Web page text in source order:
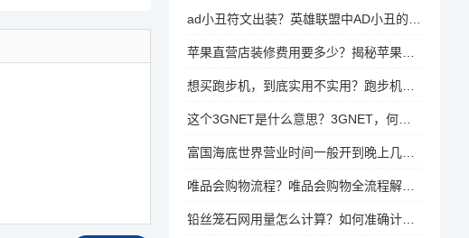
ad小丑符文出装？英雄联盟中AD小丑的符文选择与出装策略
苹果直营店装修费用要多少？揭秘苹果直营店装修成本，细节与预算揭露
想买跑步机，到底实用不实用？跑步机，家庭健身的实用之选？
这个3GNET是什么意思？3GNET，何为3G网络技术？
富国海底世界营业时间一般开到晚上几点啊？富国海底世界，营业时间截止到几点？
唯品会购物流程？唯品会购物全流程解析，从选品到收货的每一步
铅丝笼石网用量怎么计算？如何准确计算铅丝笼石网的使用量？